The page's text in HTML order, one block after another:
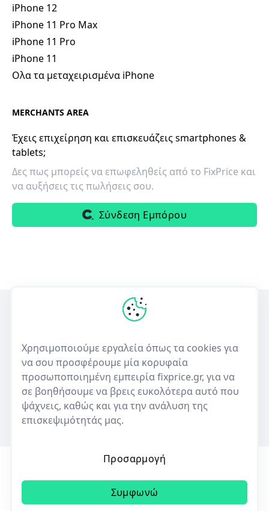
iPhone 12
iPhone 11 Pro Max
iPhone 11 Pro
iPhone 11
Ολα τα μεταχειρισμένα iPhone
MERCHANTS AREA
Έχεις επιχείρηση και επισκευάζεις smartphones &
tablets;
Δες πως μπορείς να επωφεληθείς από το FixPrice και
να αυξήσεις τις πωλήσεις σου.
Σύνδεση Εμπόρου
ηλεκτρονικών συσκευών και πώλησης μεταχειρισμένων.
50+
Καταστήματα
10,000+
Καταχωρίσεις επισκευών
© 2023 | All rights reserved
Χρησιμοποιούμε εργαλεία όπως τα cookies για
να σου προσφέρουμε μία κορυφαία
προσωποποιημένη εμπειρία fixprice.gr, για να
σε βοηθήσουμε να βρεις ευκολότερα αυτό που
ψάχνεις, καθώς και για την ανάλυση της
επισκεψιμότητάς μας.
Προσαρμογή
Συμφωνώ